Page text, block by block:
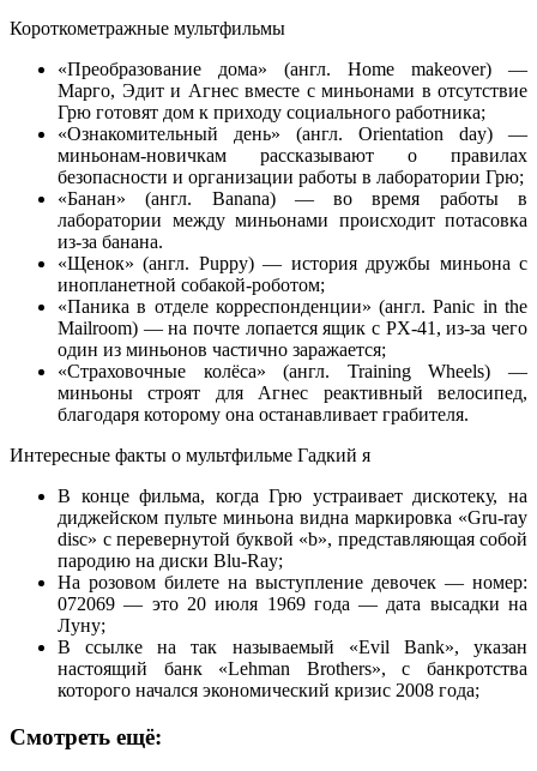
Короткометражные мультфильмы
«Преобразование дома» (англ. Home makeover) —
Марго, Эдит и Агнес вместе с миньонами в отсутствие
Грю готовят дом к приходу социального работника;
«Ознакомительный день» (англ. Orientation day) —
миньонам-новичкам рассказывают о правилах
безопасности и организации работы в лаборатории Грю;
«Банан» (англ. Banana) — во время работы в
лаборатории между миньонами происходит потасовка
из-за банана.
«Щенок» (англ. Puppy) — история дружбы миньона с
инопланетной собакой-роботом;
«Паника в отделе корреспонденции» (англ. Panic in the
Mailroom) — на почте лопается ящик с PX-41, из-за чего
один из миньонов частично заражается;
«Страховочные колёса» (англ. Training Wheels) —
миньоны строят для Агнес реактивный велосипед,
благодаря которому она останавливает грабителя.
Интересные факты о мультфильме Гадкий я
В конце фильма, когда Грю устраивает дискотеку, на
диджейском пульте миньона видна маркировка «Gru-ray
disc» с перевернутой буквой «b», представляющая собой
пародию на диски Blu-Ray;
На розовом билете на выступление девочек — номер:
072069 — это 20 июля 1969 года — дата высадки на
Луну;
В ссылке на так называемый «Evil Bank», указан
настоящий банк «Lehman Brothers», с банкротства
которого начался экономический кризис 2008 года;
Смотреть ещё: